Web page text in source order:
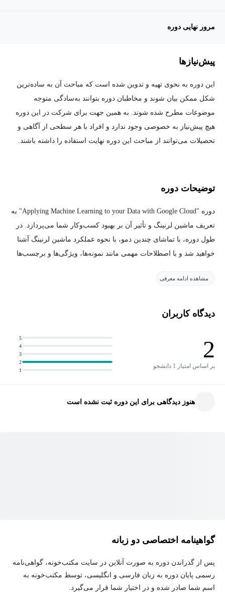
مرور نهایی دوره
پیش‌نیاز‌ها
این دوره به نحوی تهیه و تدوین شده است که مباحث آن به ساده‌ترین
شکل ممکن بیان شوند و مخاطبان دوره بتوانند به‌سادگی متوجه
موضوعات مطرح شده شوند. به همین جهت برای شرکت در این دوره
هیچ پیش‌نیاز به خصوصی وجود ندارد و افراد با هر سطحی از آگاهی و
تحصیلات می‌توانند از مباحث این دوره نهایت استفاده را داشته باشند.
توضیحات دوره
دوره "Applying Machine Learning to your Data with Google Cloud" به
تعریف ماشین لرنینگ و تأثیر آن بر بهبود کسب‌وکار شما می‌پردازد. در
طول دوره، با تماشای چندین دمو، با نحوه عملکرد ماشین لرنینگ آشنا
خواهید شد و با اصطلاحات مهمی مانند نمونه‌ها، ویژگی‌ها و برچسب‌ها
ماشین لرنینگ و کاربردهای آن داشته باشید.
ماشین از پیش‌آموزش‌دیده و همچنین با ایجاد مدل‌های ماشین لرنینگ
خود با استفاده از SQL در BigQuery ML، مهارت‌های خود را تقویت
مشاهده ادامه معرفی
دیدگاه کاربران
2
بر اساس امتیاز 1 دانشجو
1
2
3
4
5
هنوز دیدگاهی برای این دوره ثبت نشده است
گواهینامه اختصاصی دو زبانه
پس از گذراندن دوره به صورت آنلاین در سایت مکتب‌خونه، گواهی‌نامه
رسمی پایان دوره به زبان فارسی و انگلیسی، توسط مکتب‌خونه به
اسم شما صادر شده و در اختیار شما قرار می‌گیرد.